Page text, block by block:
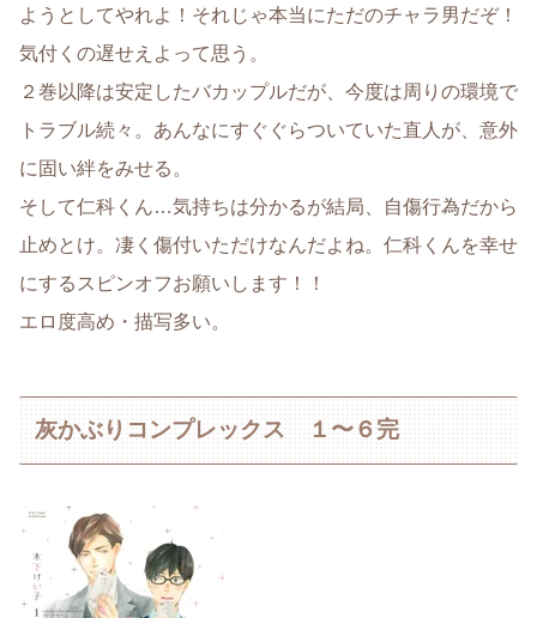
ようとしてやれよ！それじゃ本当にただのチャラ男だぞ！
気付くの遅せえよって思う。
２巻以降は安定したバカップルだが、今度は周りの環境で
トラブル続々。あんなにすぐぐらついていた直人が、意外
に固い絆をみせる。
そして仁科くん…気持ちは分かるが結局、自傷行為だから
止めとけ。凄く傷付いただけなんだよね。仁科くんを幸せ
にするスピンオフお願いします！！
エロ度高め・描写多い。
灰かぶりコンプレックス １〜６完